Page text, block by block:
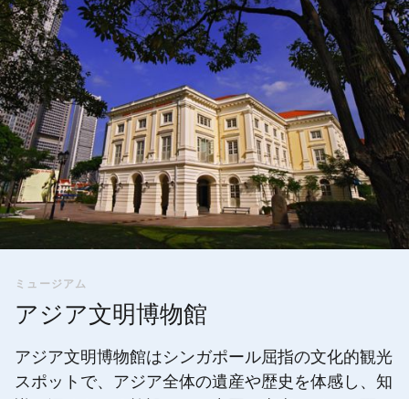
ミュージアム
アジア文明博物館
アジア文明博物館はシンガポール屈指の文化的観光
スポットで、アジア全体の遺産や歴史を体感し、知